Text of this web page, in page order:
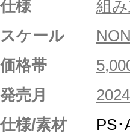
仕様
組
スケール
NON
価格帯
発売月
仕様/素材
PS･